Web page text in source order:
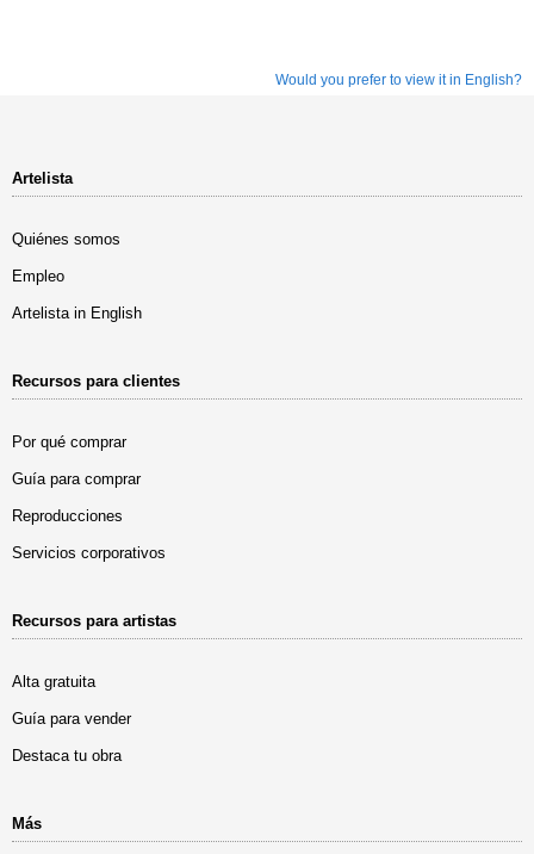
Would you prefer to view it in English?
Artelista
Quiénes somos
Empleo
Artelista in English
Recursos para clientes
Por qué comprar
Guía para comprar
Reproducciones
Servicios corporativos
Recursos para artistas
Alta gratuita
Guía para vender
Destaca tu obra
Más